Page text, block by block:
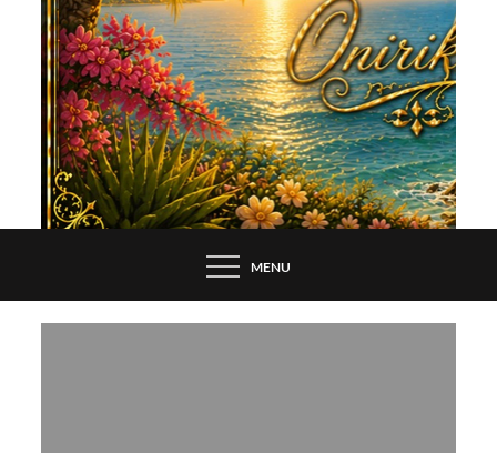
MENU